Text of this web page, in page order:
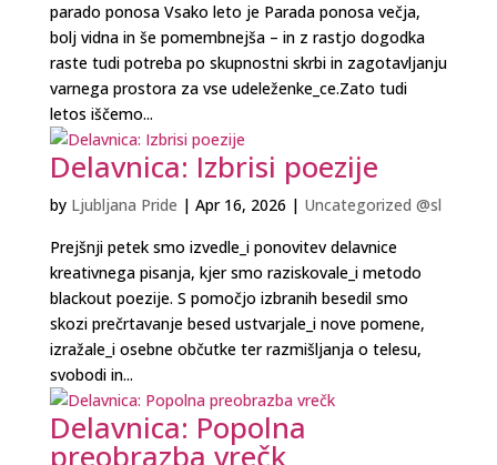
parado ponosa Vsako leto je Parada ponosa večja,
bolj vidna in še pomembnejša – in z rastjo dogodka
raste tudi potreba po skupnostni skrbi in zagotavljanju
varnega prostora za vse udeleženke_ce.Zato tudi
letos iščemo...
Delavnica: Izbrisi poezije
by Ljubljana Pride | Apr 16, 2026 | Uncategorized @sl
Prejšnji petek smo izvedle_i ponovitev delavnice
kreativnega pisanja, kjer smo raziskovale_i metodo
blackout poezije. S pomočjo izbranih besedil smo
skozi prečrtavanje besed ustvarjale_i nove pomene,
izražale_i osebne občutke ter razmišljanja o telesu,
svobodi in...
Delavnica: Popolna
preobrazba vrečk